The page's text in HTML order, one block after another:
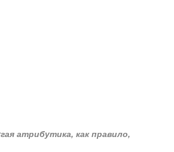
атрибутика, как правило,